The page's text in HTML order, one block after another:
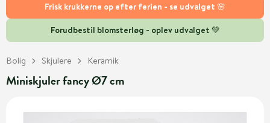
Frisk krukkerne op efter ferien - se udvalget 🌸
Forudbestil blomsterløg - oplev udvalget 💚
Bolig Skjulere Keramik
Miniskjuler fancy Ø7 cm